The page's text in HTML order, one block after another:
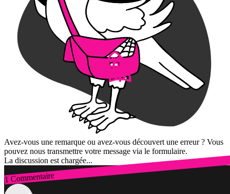
Avez-vous une remarque ou avez-vous découvert une erreur ? Vous
pouvez nous transmettre votre message via le formulaire.
La discussion est chargée...
1 Commentaire
Connexion